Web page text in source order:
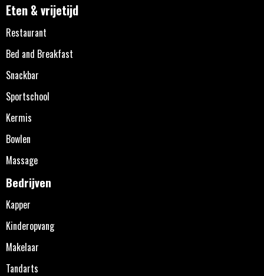
Eten & vrijetijd
Restaurant
Bed and Breakfast
Snackbar
Sportschool
Kermis
Bowlen
Massage
Bedrijven
Kapper
Kinderopvang
Makelaar
Tandarts